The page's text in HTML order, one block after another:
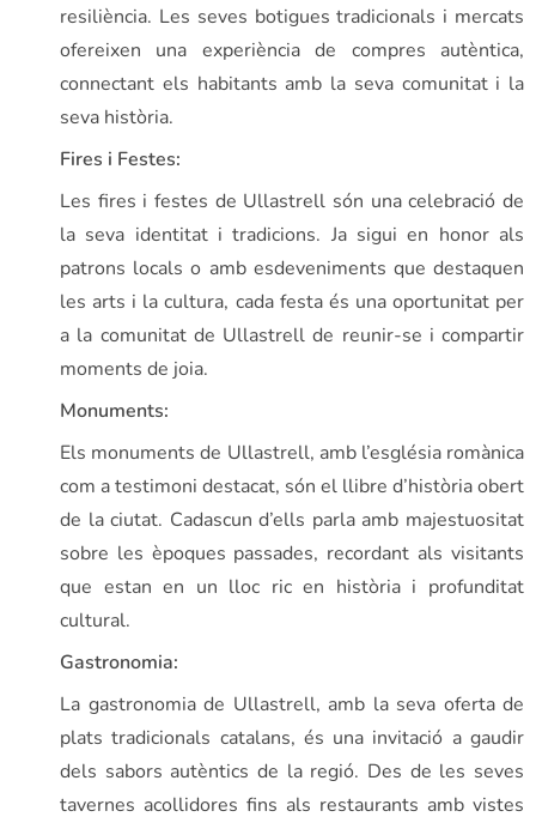
resiliència. Les seves botigues tradicionals i mercats
ofereixen una experiència de compres autèntica,
connectant els habitants amb la seva comunitat i la
seva història.
Fires i Festes:
Les fires i festes de Ullastrell són una celebració de
la seva identitat i tradicions. Ja sigui en honor als
patrons locals o amb esdeveniments que destaquen
les arts i la cultura, cada festa és una oportunitat per
a la comunitat de Ullastrell de reunir-se i compartir
moments de joia.
Monuments:
Els monuments de Ullastrell, amb l’església romànica
com a testimoni destacat, són el llibre d’història obert
de la ciutat. Cadascun d’ells parla amb majestuositat
sobre les èpoques passades, recordant als visitants
que estan en un lloc ric en història i profunditat
cultural.
Gastronomia:
La gastronomia de Ullastrell, amb la seva oferta de
plats tradicionals catalans, és una invitació a gaudir
dels sabors autèntics de la regió. Des de les seves
tavernes acollidores fins als restaurants amb vistes